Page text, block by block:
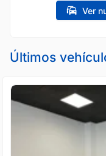
Ver
Últimos